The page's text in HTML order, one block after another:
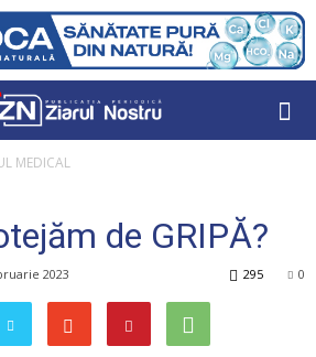
MEDICAL
de GRIPĂ?
2023 0
295